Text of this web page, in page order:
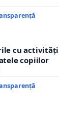
cu
copiilor